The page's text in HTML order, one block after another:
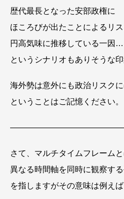
歴代最長となった安部政権に
ほころびが出たことによるリ
円高気味に推移している一因…
というシナリオもありそうな印
海外勢は意外にも政治リスク
ということはご記憶ください。
さて、マルチタイムフレーム
異なる時間軸を同時に観察す
を指しますがその意味は例えば